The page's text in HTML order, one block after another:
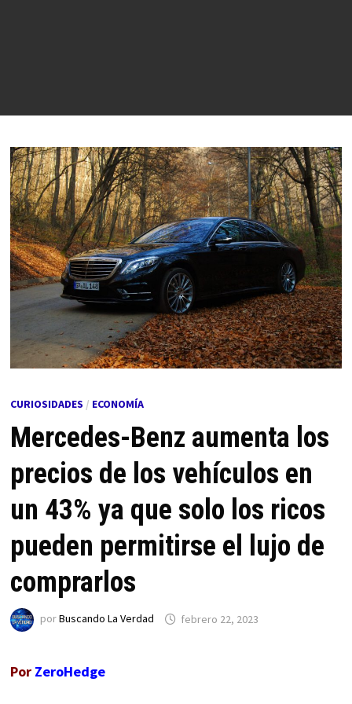
CURIOSIDADES / ECONOMÍA
Mercedes-Benz aumenta los
precios de los vehículos en
un 43% ya que solo los ricos
pueden permitirse el lujo de
comprarlos
porBuscando La Verdad febrero 22, 2023
Por ZeroHedge